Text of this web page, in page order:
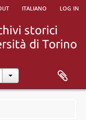
italiano log in